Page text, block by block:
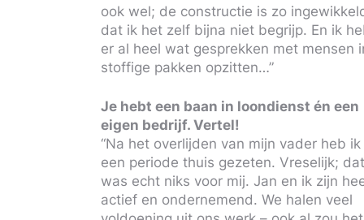
ook wel; de constructie is zo
dat ik het zelf bijna niet begrijp. En ik
er al heel wat gesprekken met mensen
stoffige pakken opzitten…”
Je hebt een baan in loondienst én een
eigen bedrijf. Vertel!
“Na het overlijden van mijn vader heb ik
een periode thuis gezeten. Vreselijk; dat
was echt niks voor mij. Jan en ik zijn
actief en ondernemend. We halen veel